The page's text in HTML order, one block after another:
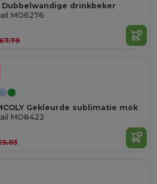
Dubbelwandige drinkbeker
MO6276
Gekleurde sublimatie mok
MO8422